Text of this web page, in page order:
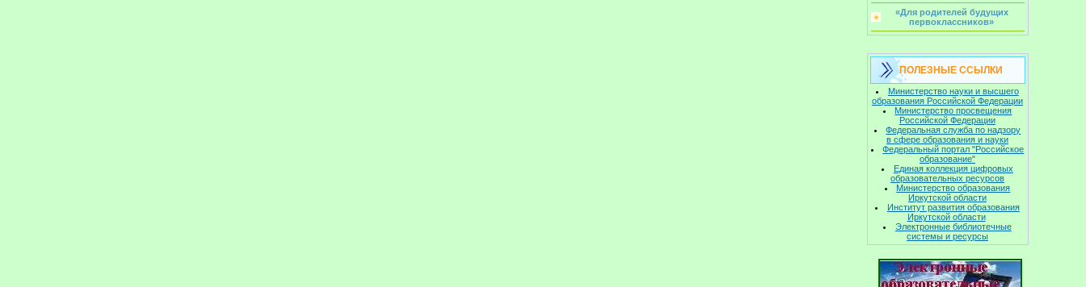
«Для родителей будущих
первоклассников»
ПОЛЕЗНЫЕ ССЫЛКИ
Министерство науки и высшего
образования Российской Федерации
Министерство просвещения
Российской Федерации
Федеральная служба по надзору
в сфере образования и науки
Федеральный портал "Российское
образование"
Единая коллекция цифровых
образовательных ресурсов
Министерство образования
Иркутской области
Институт развития образования
Иркутской области
Электронные библиотечные
системы и ресурсы